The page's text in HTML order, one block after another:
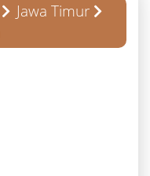
Jawa Timur